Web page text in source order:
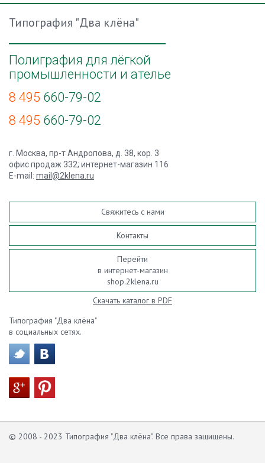
Типография "Два клёна"
Полиграфия для лёгкой
промышленности и ателье
8 495 660-79-02
8 495 660-79-02
г. Москва, пр-т Андропова, д. 38, кор. 3
офис продаж 332; интернет-магазин 116
E-mail: mail@2klena.ru
Свяжитесь с нами
Контакты
Перейти
в интернет-магазин
shop.2klena.ru
Скачать каталог в PDF
Типография "Два клёна"
в социальных сетях.
© 2008 - 2023 Типография "Два клёна". Все права защищены.